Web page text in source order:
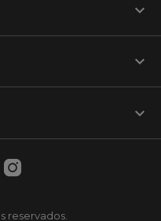

keyboard_arrow_down
reservados.
